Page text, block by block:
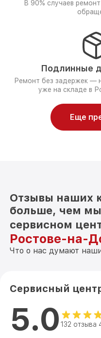
В 90% случаев
Подлинные
Ремонт без задержек —
уже на складе в
Еще
Отзывы наших
больше, чем
сервисном
Ростове-на-
Что о нас думают
Сервисный
5.0 132 отзыва